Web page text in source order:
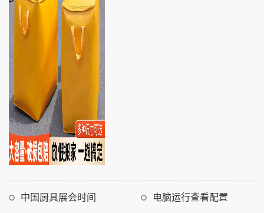
中国厨具展会时间 电脑运行查看配置